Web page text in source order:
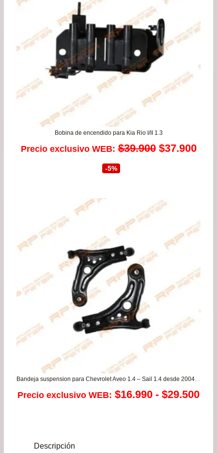
Bobina de encendido para Kia Rio I/II 1.3
Precio exclusivo WEB: $39.900 El
era:
$39.900.
$37.900El
-5%
Bandeja suspension para Chevrolet Aveo 1.4 – Sail 1.4 desde 2004 a 2017
Precio exclusivo WEB: $16.990 - $29.500
Descripción